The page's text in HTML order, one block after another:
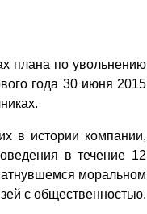
плана по увольнению
года 30 июня 2015
в истории компании,
в течение 12
моральном
с общественностью.